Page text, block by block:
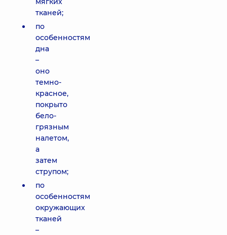
тканей;
по
особенностям
дна
–
оно
темно-
красное,
покрыто
бело-
грязным
налетом,
а
затем
струпом;
по
особенностям
окружающих
тканей
–